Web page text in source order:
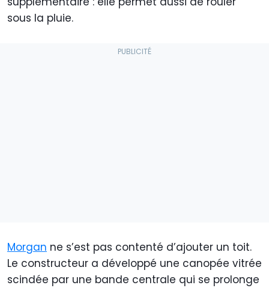
sous la pluie.
Morgan ne s’est pas contenté d’ajouter un toit.
Le constructeur a développé une canopée vitrée
scindée par une bande centrale qui se prolonge